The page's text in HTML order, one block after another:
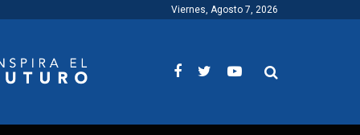
Viernes, Agosto 7, 2026